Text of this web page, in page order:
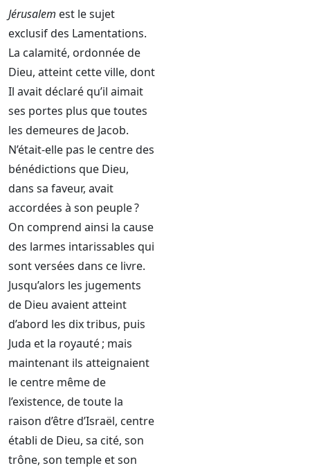
Jérusalem est le sujet
exclusif des Lamentations.
La calamité, ordonnée de
Dieu, atteint cette ville, dont
Il avait déclaré qu’il aimait
ses portes plus que toutes
les demeures de Jacob.
N’était-elle pas le centre des
bénédictions que Dieu,
dans sa faveur, avait
accordées à son peuple ?
On comprend ainsi la cause
des larmes intarissables qui
sont versées dans ce livre.
Jusqu’alors les jugements
de Dieu avaient atteint
d’abord les dix tribus, puis
Juda et la royauté ; mais
maintenant ils atteignaient
le centre même de
l’existence, de toute la
raison d’être d’Israël, centre
établi de Dieu, sa cité, son
trône, son temple et son